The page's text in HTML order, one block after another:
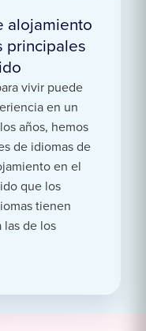
alojamiento
principales
vivir puede
en un
años, hemos
de idiomas de
en el
que los
tienen
las de los